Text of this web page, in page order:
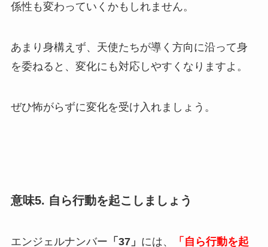
係性も変わっていくかもしれません。
あまり身構えず、天使たちが導く方向に沿って身
を委ねると、変化にも対応しやすくなりますよ。
ぜひ怖がらずに変化を受け入れましょう。
意味5. 自ら行動を起こしましょう
エンジェルナンバー 「37」 には、
「自ら行動を起